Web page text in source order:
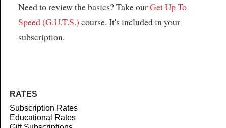
Need to review the basics? Take ourGet Up To
Speed (G.U.T.S.) course. It's included in your
subscription.
RATES
Subscription Rates
Educational Rates